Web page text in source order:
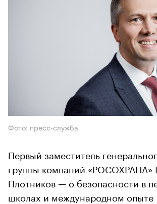
Фото: пресс-служба
Первый заместитель
группы компаний «РОСОХРАНА»
Плотников — о безопасности в
школах и международном опыте